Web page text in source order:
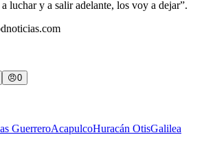
luchar y a salir adelante, los voy a dejar”.
😠0
GuerreroAcapulcoHuracán OtisGalilea